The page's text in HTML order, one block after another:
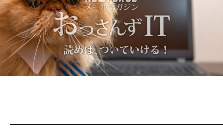
WEBコンテンツ
WEBマーケティング戦略立案 補助金の取得